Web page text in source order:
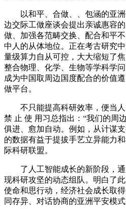
以和平、合做、、包涵的亚洲
边交际工做座谈会提出亲诚惠容
做、加强各范畴交换、配合和平
中人的从体地位。正在考古研究
量级算力自从可控，大大缩短了
整合物理、化学、生物等学科学
成为中国取周边国度配合的价值
做平台。
不只能提高科研效率，便当人
禁 止 使 用习总指出：“我们的周
俱进、愈加自动。例如，从计谋
的数据有益于提拔手艺立异能力
际科研联盟。
了人工智能成长的新阶段，通
现科研攻坚的动态组队。明白了
使命和思行动，经济社会成长取
同存异、对话协商的亚洲平安模式